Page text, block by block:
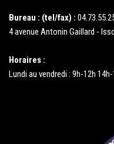
Bureau : (tel/fax) :
4 avenue Antonin Gaillard -
Horaires :
Lundi au vendredi : 9h-12h